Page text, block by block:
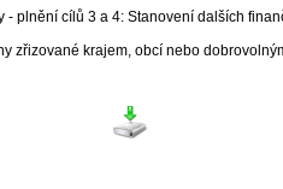
plnění cílů 3 a 4: Stanovení dalších
zřizované krajem, obcí nebo